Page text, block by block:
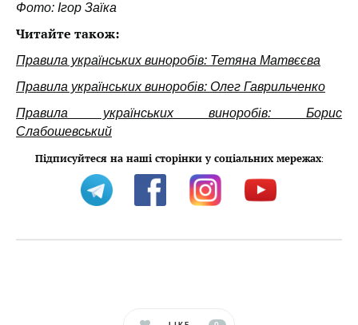
Фото: Ігор Заїка
Читайте також:
Правила українських виноробів: Тетяна Матвєєва
Правила українських виноробів: Олег Гаврильченко
Правила українських виноробів: Борис
Слабошевський
Підписуйтеся на наші сторінки у соціальних мережах: